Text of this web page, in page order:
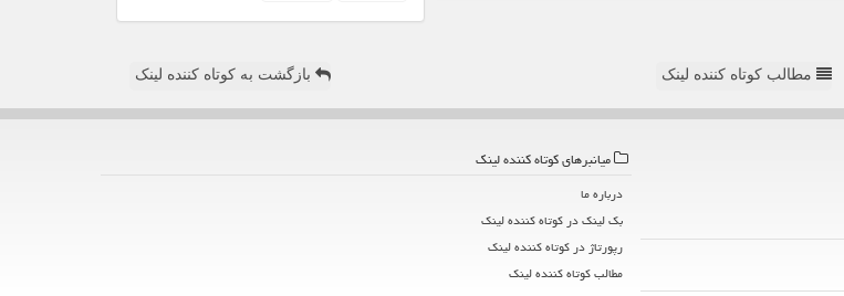
مطالب کوتاه کننده لینک بازگشت به کوتاه کننده لینک
میانبرهای كوتاه كننده لینك
درباره ما
بک لینک در كوتاه كننده لینك
رپورتاژ در كوتاه كننده لینك
مطالب كوتاه كننده لینك